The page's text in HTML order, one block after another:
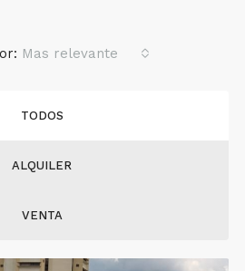
TODOS
ALQUILER
VENTA
Mas relevante